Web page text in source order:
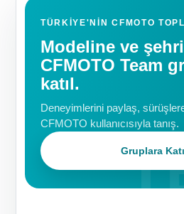
TÜRKIYE'NIN CFMOTO
Modeline ve
CFMOTO Team
katıl.
Deneyimlerini paylaş,
CFMOTO kullanıcısıyla tanış.
Gruplara